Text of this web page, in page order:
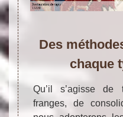
Des
chaque
Qu’il s’agisse
franges, de